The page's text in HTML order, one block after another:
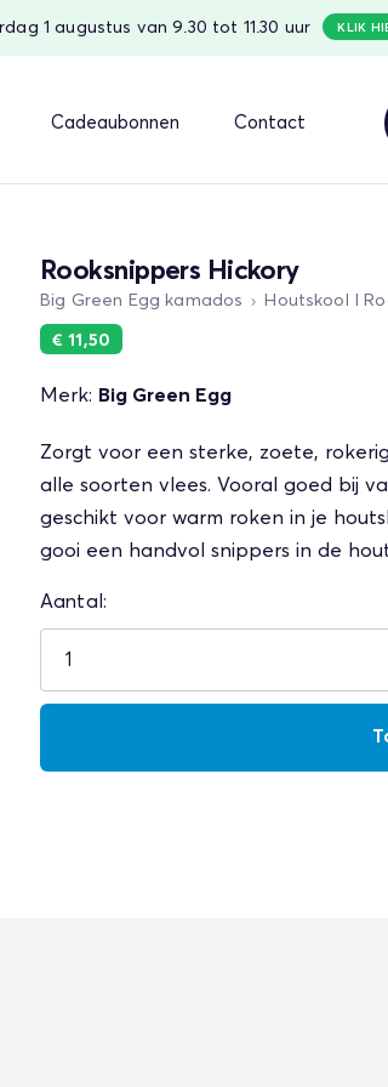
1 augustus van 9.30 tot 11.30 uur KLIK
Cadeaubonnen Contact
Rooksnippers Hickory
Big Green Egg kamados Houtskool I
€ 11,50
Merk: Big Green Egg
Zorgt voor een sterke, zoete,
alle soorten vlees. Vooral goed bij
geschikt voor warm roken in je
gooi een handvol snippers in de
Aantal: